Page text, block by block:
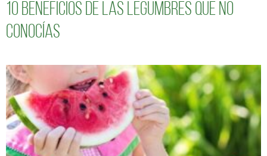
10 Beneficios de las legumbres que no
conocías